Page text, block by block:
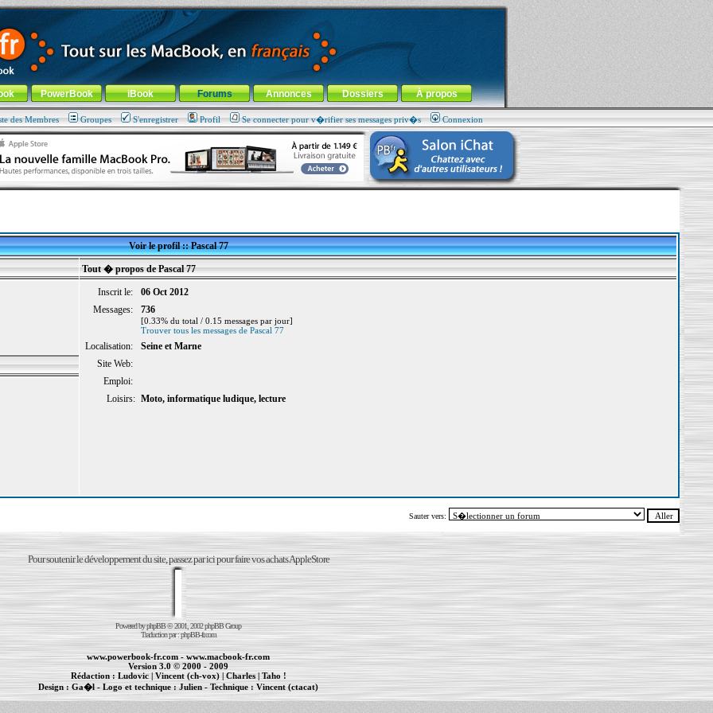
! -Aller au menu de la rubrique
PowerBook iBook Forums Annonces Dossiers À propos
des Membres Groupes S'enregistrer Profil Se connecter pour v�rifier ses messages priv�s Connexion
Voir le profil :: Pascal 77
Tout � propos de Pascal 77
Inscrit le:
06 Oct 2012
Messages:
736
[0.33% du total / 0.15 messages par jour]
Trouver tous les messages de Pascal 77
Localisation:
Seine et Marne
Site Web:
Emploi:
Loisirs: Moto, informatique ludique, lecture
Sauter vers:
Pour soutenir le développement du site, passez par ici pour faire vos achats AppleStore
Powered byphpBB© 2001, 2002 phpBB Group
Traduction par :phpBB-fr.com
www.powerbook-fr.com-www.macbook-fr.com
Version 3.0 © 2000 - 2009
Rédaction :Ludovic|Vincent (ch-vox)|Charles|Taho !
Design :Ga�l - Logo et technique :Julien- Technique :Vincent (ctacat)